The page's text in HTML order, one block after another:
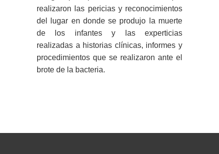
realizaron las pericias y reconocimientos
del lugar en donde se produjo la muerte
de los infantes y las experticias
realizadas a historias clínicas, informes y
procedimientos que se realizaron ante el
brote de la bacteria.